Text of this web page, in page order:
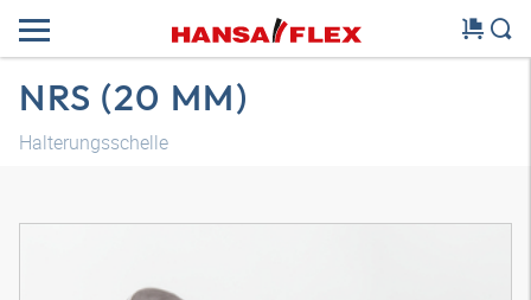
NRS (20 MM)
Halterungsschelle